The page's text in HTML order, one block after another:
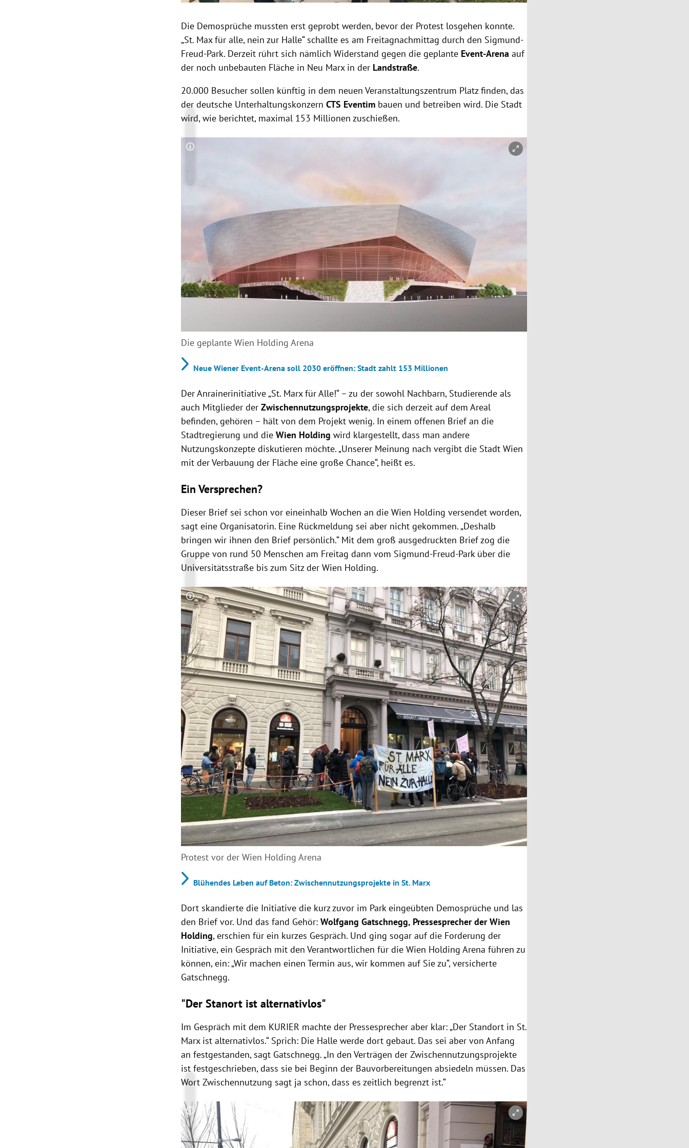
Die Demosprüche mussten erst geprobt werden, bevor der Protest losgehen konnte.
„St. Max für alle, nein zur Halle“ schallte es am Freitagnachmittag durch den Sigmund-
Freud-Park. Derzeit rührt sich nämlich Widerstand gegen die geplante Event-Arena auf
der noch unbebauten Fläche in Neu Marx in der Landstraße.
20.000 Besucher sollen künftig in dem neuen Veranstaltungszentrum Platz finden, das
der deutsche UnterhaltungskonzernCTS Eventim bauen und betreiben wird. Die Stadt
wird, wie berichtet, maximal 153 Millionen zuschießen.
Copyright-Hinweis öffnen/schließen
Die geplante Wien Holding Arena
Neue Wiener Event-Arena soll 2030 eröffnen: Stadt zahlt 153 Millionen
Der Anrainerinitiative „St. Marx für Alle!“ – zu der sowohl Nachbarn, Studierende als
auch Mitglieder derZwischennutzungsprojekte, die sich derzeit auf dem Areal
befinden, gehören – hält von dem Projekt wenig. In einem offenen Brief an die
Stadtregierung und dieWien Holding wird klargestellt, dass man andere
Nutzungskonzepte diskutieren möchte. „Unserer Meinung nach vergibt die Stadt Wien
mit der Verbauung der Fläche eine große Chance“, heißt es.
Ein Versprechen?
Dieser Brief sei schon vor eineinhalb Wochen an die Wien Holding versendet worden,
sagt eine Organisatorin. Eine Rückmeldung sei aber nicht gekommen. „Deshalb
bringen wir ihnen den Brief persönlich.“ Mit dem groß ausgedruckten Brief zog die
Gruppe von rund 50 Menschen am Freitag dann vom Sigmund-Freud-Park über die
Universitätsstraße bis zum Sitz der Wien Holding.
Copyright-Hinweis öffnen/schließen
Protest vor der Wien Holding Arena
Blühendes Leben auf Beton: Zwischennutzungsprojekte in St. Marx
Dort skandierte die Initiative die kurz zuvor im Park eingeübten Demosprüche und las
den Brief vor. Und das fand Gehör:Wolfgang Gatschnegg, Pressesprecher der Wien
Holding, erschien für ein kurzes Gespräch. Und ging sogar auf die Forderung der
Initiative, ein Gespräch mit den Verantwortlichen für die Wien Holding Arena führen zu
können, ein: „Wir machen einen Termin aus, wir kommen auf Sie zu“, versicherte
Gatschnegg.
"Der Stanort ist alternativlos"
Im Gespräch mit dem KURIER machte der Pressesprecher aber klar: „Der Standort in St.
Marx ist alternativlos.“ Sprich: Die Halle werde dort gebaut. Das sei aber von Anfang
an festgestanden, sagt Gatschnegg. „In den Verträgen der Zwischennutzungsprojekte
ist festgeschrieben, dass sie bei Beginn der Bauvorbereitungen absiedeln müssen. Das
Wort Zwischennutzung sagt ja schon, dass es zeitlich begrenzt ist.“
Copyright-Hinweis öffnen/schließen